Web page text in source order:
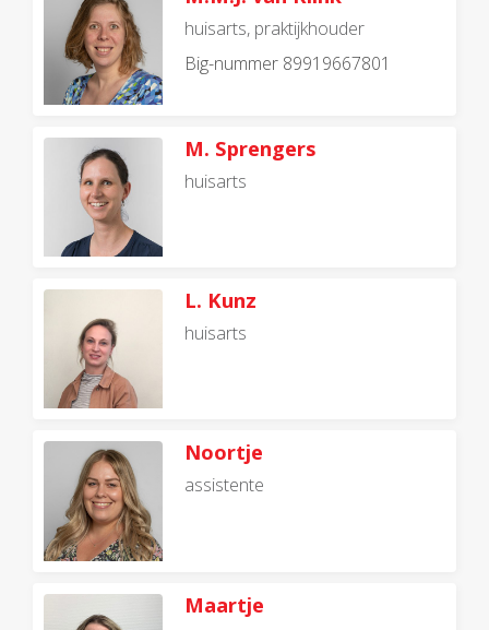
huisarts, praktijkhouder
Big-nummer 89919667801
M. Sprengers
huisarts
L. Kunz
huisarts
Noortje
assistente
Maartje